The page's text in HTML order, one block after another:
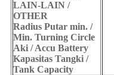
LAIN-LAIN /
OTHER
Radius Putar min. /
Min. Turning Circle
Aki / Accu Battery
Kapasitas Tangki /
Tank Capacity